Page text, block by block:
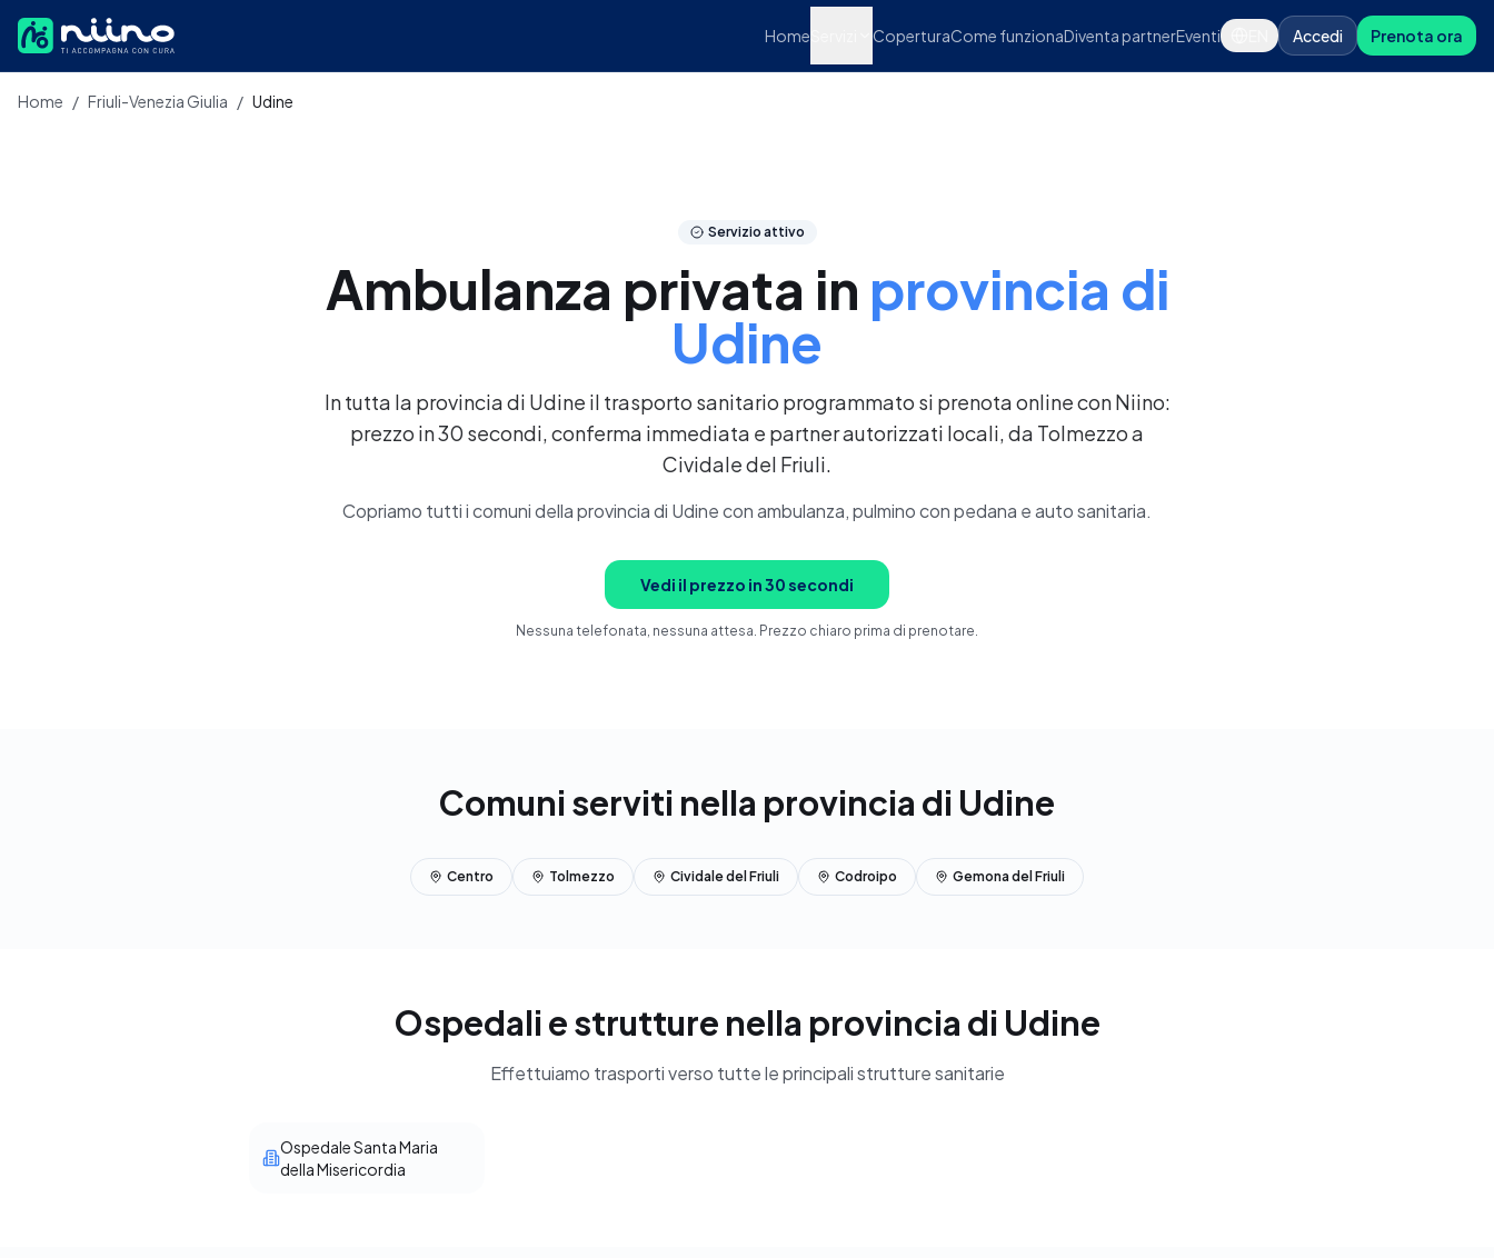
Home CoperturaCome funzionaDiventa partnerEventi Accedi Prenota ora
Home / Friuli-Venezia Giulia / Udine
Servizio attivo
Ambulanza privata in provincia di
Udine
In tutta la provincia di Udine il trasporto sanitario programmato si prenota online con Niino:
prezzo in 30 secondi, conferma immediata e partner autorizzati locali, da Tolmezzo a
Cividale del Friuli.
Copriamo tutti i comuni della provincia di Udine con ambulanza, pulmino con pedana e auto sanitaria.
Vedi il prezzo in 30 secondi
Nessuna telefonata, nessuna attesa. Prezzo chiaro prima di prenotare.
Comuni serviti nella provincia di Udine
Centro Tolmezzo Cividale del Friuli Codroipo Gemona del Friuli
Ospedali e strutture nella provincia di Udine
Effettuiamo trasporti verso tutte le principali strutture sanitarie
Ospedale Santa Maria
della Misericordia